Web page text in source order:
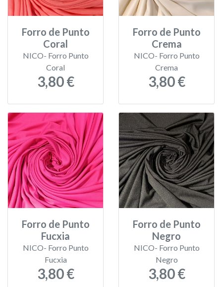
Forro de Punto
Coral
NICO- Forro Punto
Coral
3,80 €
Forro de Punto
Crema
NICO- Forro Punto
Crema
3,80 €
Forro de Punto
Fucxia
NICO- Forro Punto
Fucxia
3,80 €
Forro de Punto
Negro
NICO- Forro Punto
Negro
3,80 €